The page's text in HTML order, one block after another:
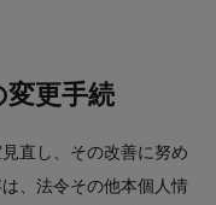
更手続
直し、その改善に努め
、法令その他本個人情